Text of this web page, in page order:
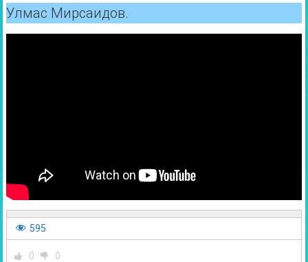
Улмас Мирсаидов.
595
0 0